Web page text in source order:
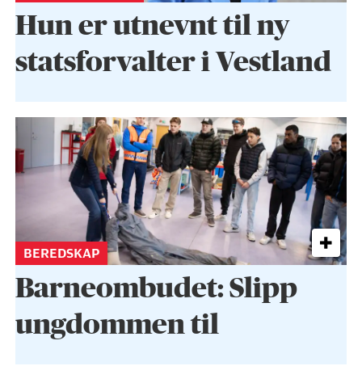
Hun er utnevnt til ny
statsforvalter i Vestland
BEREDSKAP
Barneombudet: Slipp
ungdommen til